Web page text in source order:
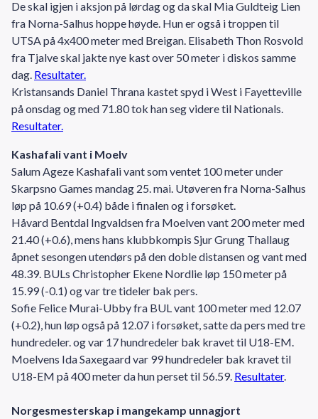
De skal igjen i aksjon på lørdag og da skal Mia Guldteig Lien
fra Norna-Salhus hoppe høyde. Hun er også i troppen til
UTSA på 4x400 meter med Breigan. Elisabeth Thon Rosvold
fra Tjalve skal jakte nye kast over 50 meter i diskos samme
dag. Resultater.
Kristansands Daniel Thrana kastet spyd i West i Fayetteville
på onsdag og med 71.80 tok han seg videre til Nationals.
Resultater.
Kashafali vant i Moelv
Salum Ageze Kashafali vant som ventet 100 meter under
Skarpsno Games mandag 25. mai. Utøveren fra Norna-Salhus
løp på 10.69 (+0.4) både i finalen og i forsøket.
Håvard Bentdal Ingvaldsen fra Moelven vant 200 meter med
21.40 (+0.6), mens hans klubbkompis Sjur Grung Thallaug
åpnet sesongen utendørs på den doble distansen og vant med
48.39. BULs Christopher Ekene Nordlie løp 150 meter på
15.99 (-0.1) og var tre tideler bak pers.
Sofie Felice Murai-Ubby fra BUL vant 100 meter med 12.07
(+0.2), hun løp også på 12.07 i forsøket, satte da pers med tre
hundredeler. og var 17 hundredeler bak kravet til U18-EM.
Moelvens Ida Saxegaard var 99 hundredeler bak kravet til
U18-EM på 400 meter da hun perset til 56.59. Resultater.
Norgesmesterskap i mangekamp unnagjort